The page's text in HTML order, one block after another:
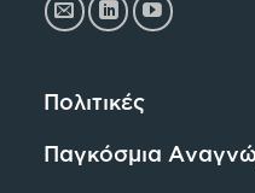
Πολιτικές
Παγκόσμια